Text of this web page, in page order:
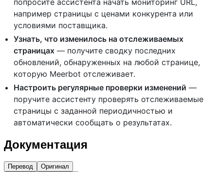
например страницы с ценами конкурента или
условиями поставщика.
Узнать, что изменилось на отслеживаемых
страницах — получите сводку последних
обновлений, обнаруженных на любой странице,
которую Meerbot отслеживает.
Настроить регулярные проверки изменений —
поручите ассистенту проверять отслеживаемые
страницы с заданной периодичностью и
автоматически сообщать о результатах.
Документация
Перевод
Оригинал